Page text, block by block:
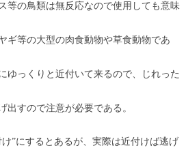
等の鳥類は無反応なので使用しても意味
ギ等の大型の肉食動物や草食動物であ
ゆっくりと近付いて来るので、じれった
出すので注意が必要である。
”にするとあるが、実際は近付けば逃げ